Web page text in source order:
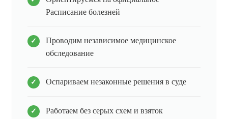
Расписание болезней
Проводим независимое медицинское
обследование
Оспариваем незаконные решения в суде
Работаем без серых схем и взяток